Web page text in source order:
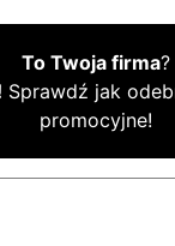
To Twoja firma?
Sprawdź jak
promocyjne!